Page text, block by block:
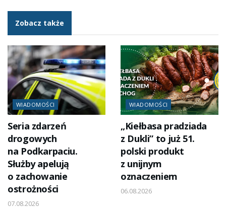
Zobacz także
WIADOMOŚCI
Seria zdarzeń
drogowych
na Podkarpaciu.
Służby apelują
o zachowanie
ostrożności
07.08.2026
WIADOMOŚCI
„Kiełbasa pradziada
z Dukli” to już 51.
polski produkt
z unijnym
oznaczeniem
06.08.2026